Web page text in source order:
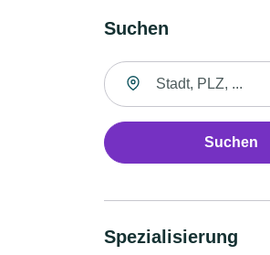
Suchen
Suche nach Ort
Suchen
Spezialisierung